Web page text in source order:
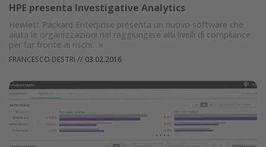
HPE presenta Investigative Analytics
Hewlett Packard Enterprise presenta un nuovo software che
aiuta le organizzazioni nel raggiungere alti livelli di compliance
per far fronte ai rischi. »
FRANCESCO DESTRI // 03.02.2016